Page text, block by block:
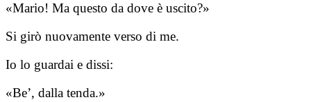
«Mario! Ma questo da dove è uscito?»
Si girò nuovamente verso di me.
Io lo guardai e dissi:
«Be’, dalla tenda.»